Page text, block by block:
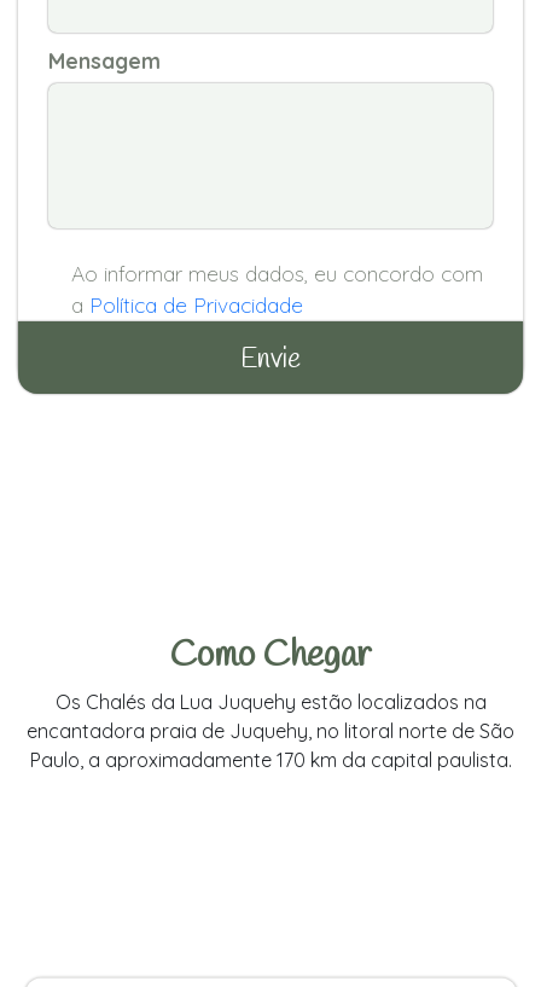
Mensagem
Ao informar meus dados, eu concordo com
a Política de Privacidade
Como Chegar
Os Chalés da Lua Juquehy estão localizados na
encantadora praia de Juquehy, no litoral norte de São
Paulo, a aproximadamente 170 km da capital paulista.